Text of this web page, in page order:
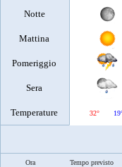
Notte
Mattina
Pomeriggio
Sera
Temperature 32°
Ora Tempo previsto